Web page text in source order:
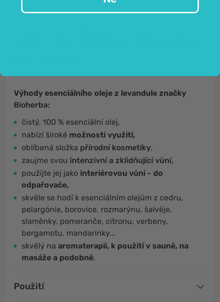
Výhody esenciálního oleje z levandule značky
Bioherba:
čistý, 100 % esenciální olej,
nabízí široké možnosti využití,
oblíbená složka přírodní kosmetiky,
zaujme svou intenzivní a zklidňující vůní,
použijte jej jako interiérovou vůni - do
odpařovače,
skvěle se hodí k esenciálním olejům z cedru,
pelargónie, borovice, rozmarýnu, šalvěje,
slaměnky, pomeranče, citronu, verbeny,
bergamotu, mandarinky...
skvělý na aromaterapii, k použití v sauně, na
masáže a podobně.
Použití